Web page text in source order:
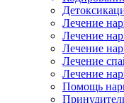
Лечение
Лечение
Лечение
Лечение
Лечение
Помощь